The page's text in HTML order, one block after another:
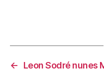
←
Leon Sodré nunes